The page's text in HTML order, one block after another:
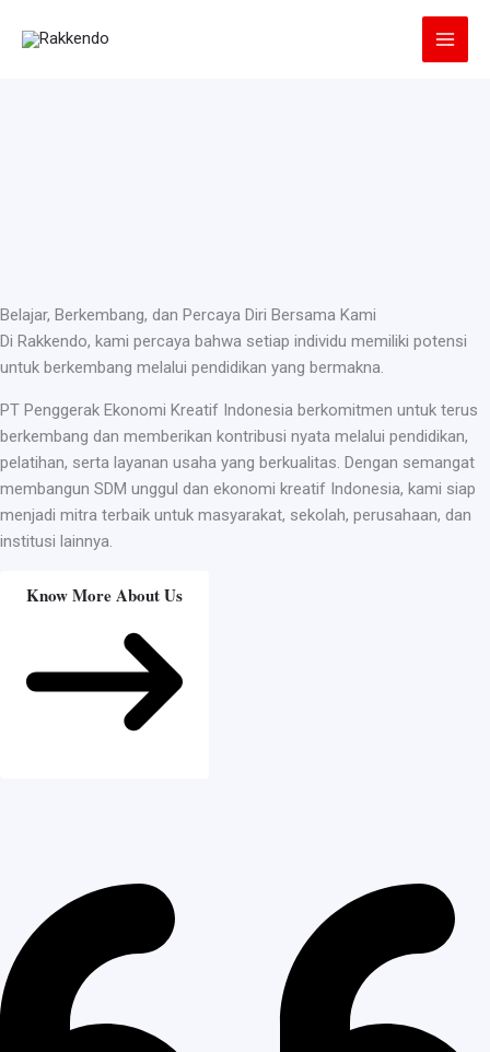
Belajar, Berkembang, dan Percaya Diri Bersama Kami
Di Rakkendo, kami percaya bahwa setiap individu memiliki potensi
untuk berkembang melalui pendidikan yang bermakna.
PT Penggerak Ekonomi Kreatif Indonesia berkomitmen untuk terus
berkembang dan memberikan kontribusi nyata melalui pendidikan,
pelatihan, serta layanan usaha yang berkualitas. Dengan semangat
membangun SDM unggul dan ekonomi kreatif Indonesia, kami siap
menjadi mitra terbaik untuk masyarakat, sekolah, perusahaan, dan
institusi lainnya.
Know More About Us